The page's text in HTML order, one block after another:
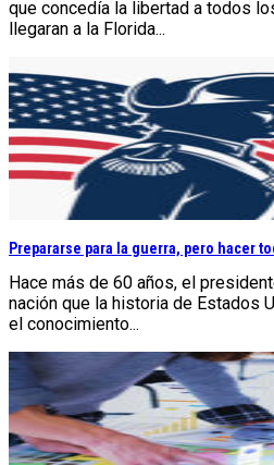
que concedía la libertad a todos
llegaran a la Florida...
Prepararse para la guerra, pero hacer
Hace más de 60 años, el
nación que la historia de Estados
el conocimiento...